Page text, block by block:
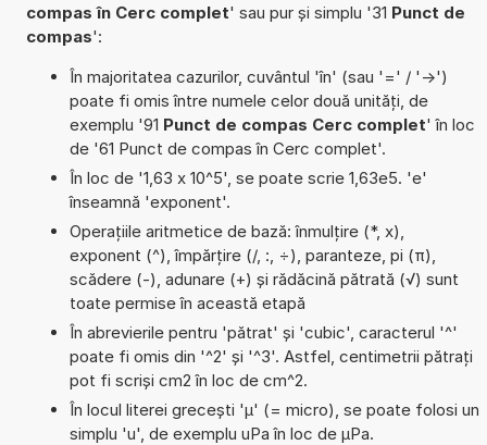
compas în Cerc complet' sau pur și simplu '31 Punct de
compas':
În majoritatea cazurilor, cuvântul 'în' (sau '=' / '->')
poate fi omis între numele celor două unități, de
exemplu '91 Punct de compas Cerc complet' în loc
de '61 Punct de compas în Cerc complet'.
În loc de '1,63 x 10^5', se poate scrie 1,63e5. 'e'
înseamnă 'exponent'.
Operațiile aritmetice de bază: înmulțire (*, x),
exponent (^), împărțire (/, :, ÷), paranteze, pi (π),
scădere (-), adunare (+) și rădăcină pătrată (√) sunt
toate permise în această etapă
În abrevierile pentru 'pătrat' și 'cubic', caracterul '^'
poate fi omis din '^2' și '^3'. Astfel, centimetrii pătrați
pot fi scriși cm2 în loc de cm^2.
În locul literei grecești 'µ' (= micro), se poate folosi un
simplu 'u', de exemplu uPa în loc de µPa.